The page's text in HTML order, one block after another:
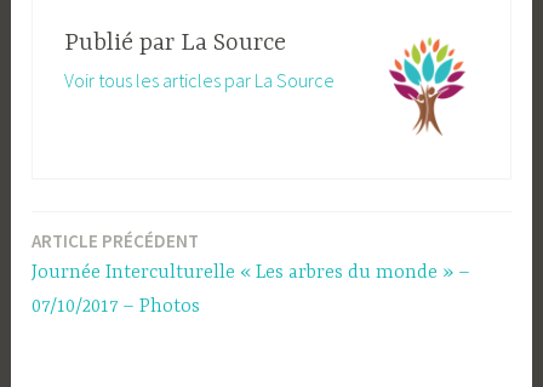
Publié par La Source
Voir tous les articles par La Source
Navigation
de
ARTICLE PRÉCÉDENT
Journée Interculturelle « Les arbres du monde » –
07/10/2017 – Photos